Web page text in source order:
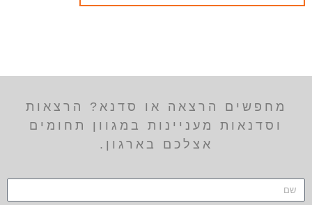
מחפשים הרצאה או סדנא? הרצאות
וסדנאות מעניינות במגוון תחומים
אצלכם בארגון.